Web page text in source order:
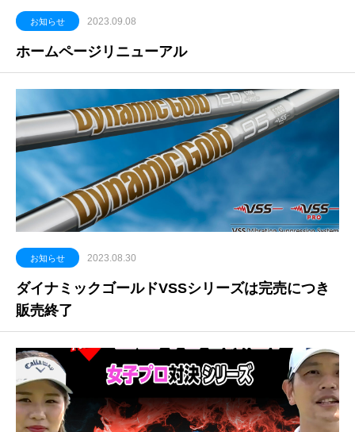
お知らせ 2023.09.08
ホームページリニューアル
お知らせ 2023.08.30
ダイナミックゴールドVSSシリーズは完売につき
販売終了